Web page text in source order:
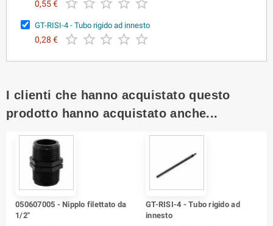
0,55 €     
GT-RISI-4 - Tubo rigido ad innesto
0,28 €     
I clienti che hanno acquistato questo
prodotto hanno acquistato anche...
050607005 - Nipplo filettato da
1/2"
GT-RISI-4 - Tubo rigido ad
innesto